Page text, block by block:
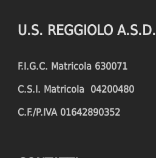
U.S. REGGIOLO A.S.D.
F.I.G.C. Matricola 630071
C.S.I. Matricola 04200480
C.F./P.IVA 01642890352